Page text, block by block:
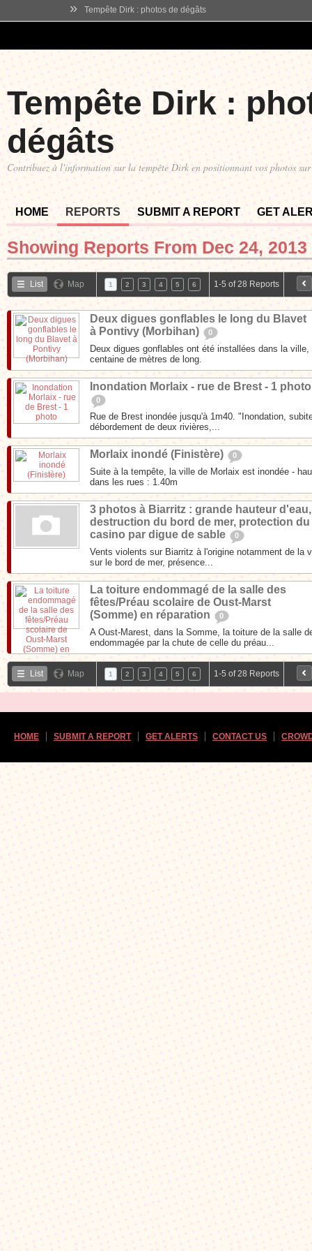
» Tempête Dirk : photos de dégâts
Tempête Dirk :
dégâts
Contribuez à l'information sur la tempête Dirk en positionnant vos photos
HOME REPORTS SUBMIT A REPORT GET
Showing Reports From Dec 24,
List Map 1 2 3 4 5 6 1-5 of 28 Reports
Deux digues gonflables le long du Blavet
à Pontivy (Morbihan)
0
Deux digues gonflables ont été installées dans la
centaine de mètres de long.
Inondation Morlaix - rue de Brest - 1 photo
0
Rue de Brest inondée jusqu'à 1m40. "Inondation,
débordement de deux rivières,...
Morlaix inondé (Finistère) 0
Suite à la tempête, la ville de Morlaix est inondée -
dans les rues : 1.40m
3 photos à Biarritz : grande hauteur d'eau,
destruction du bord de mer, protection du
casino par digue de sable
0
Vents violents sur Biarritz à l'origine notamment de la
sur le bord de mer, présence...
La toiture endommagé de la salle des
fêtes/Préau scolaire de Oust-Marst
(Somme) en réparation
0
A Oust-Marest, dans la Somme, la toiture de la salle
endommagée par la chute de celle du préau...
List Map 1 2 3 4 5 6 1-5 of 28 Reports
HOME SUBMIT A REPORT GET ALERTS CONTACT US